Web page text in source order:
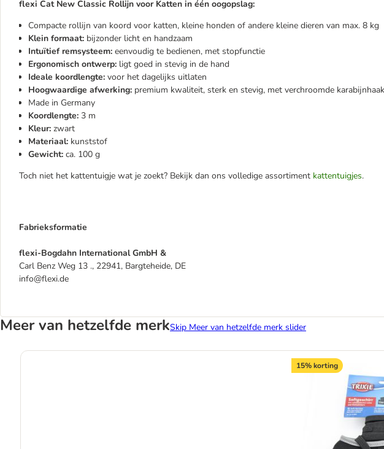
flexi Cat New Classic Rollijn voor Katten in één oogopslag:
Compacte rollijn van koord voor katten, kleine honden of andere kleine dieren van max. 8 kg
Klein formaat: bijzonder licht en handzaam
Intuïtief remsysteem: eenvoudig te bedienen, met stopfunctie
Ergonomisch ontwerp: ligt goed in stevig in de hand
Ideale koordlengte: voor het dagelijks uitlaten
Hoogwaardige afwerking: premium kwaliteit, sterk en stevig, met verchroomde karabijnhaak
Made in Germany
Koordlengte: 3 m
Kleur: zwart
Materiaal: kunststof
Gewicht: ca. 100 g
Toch niet het kattentuigje wat je zoekt? Bekijk dan ons volledige assortiment kattentuigjes.
Fabrieksformatie
flexi-Bogdahn International GmbH &
Carl Benz Weg 13 ., 22941, Bargteheide, DE
info@flexi.de
Meer van hetzelfde merkSkip Meer van hetzelfde merk slider
15% korting